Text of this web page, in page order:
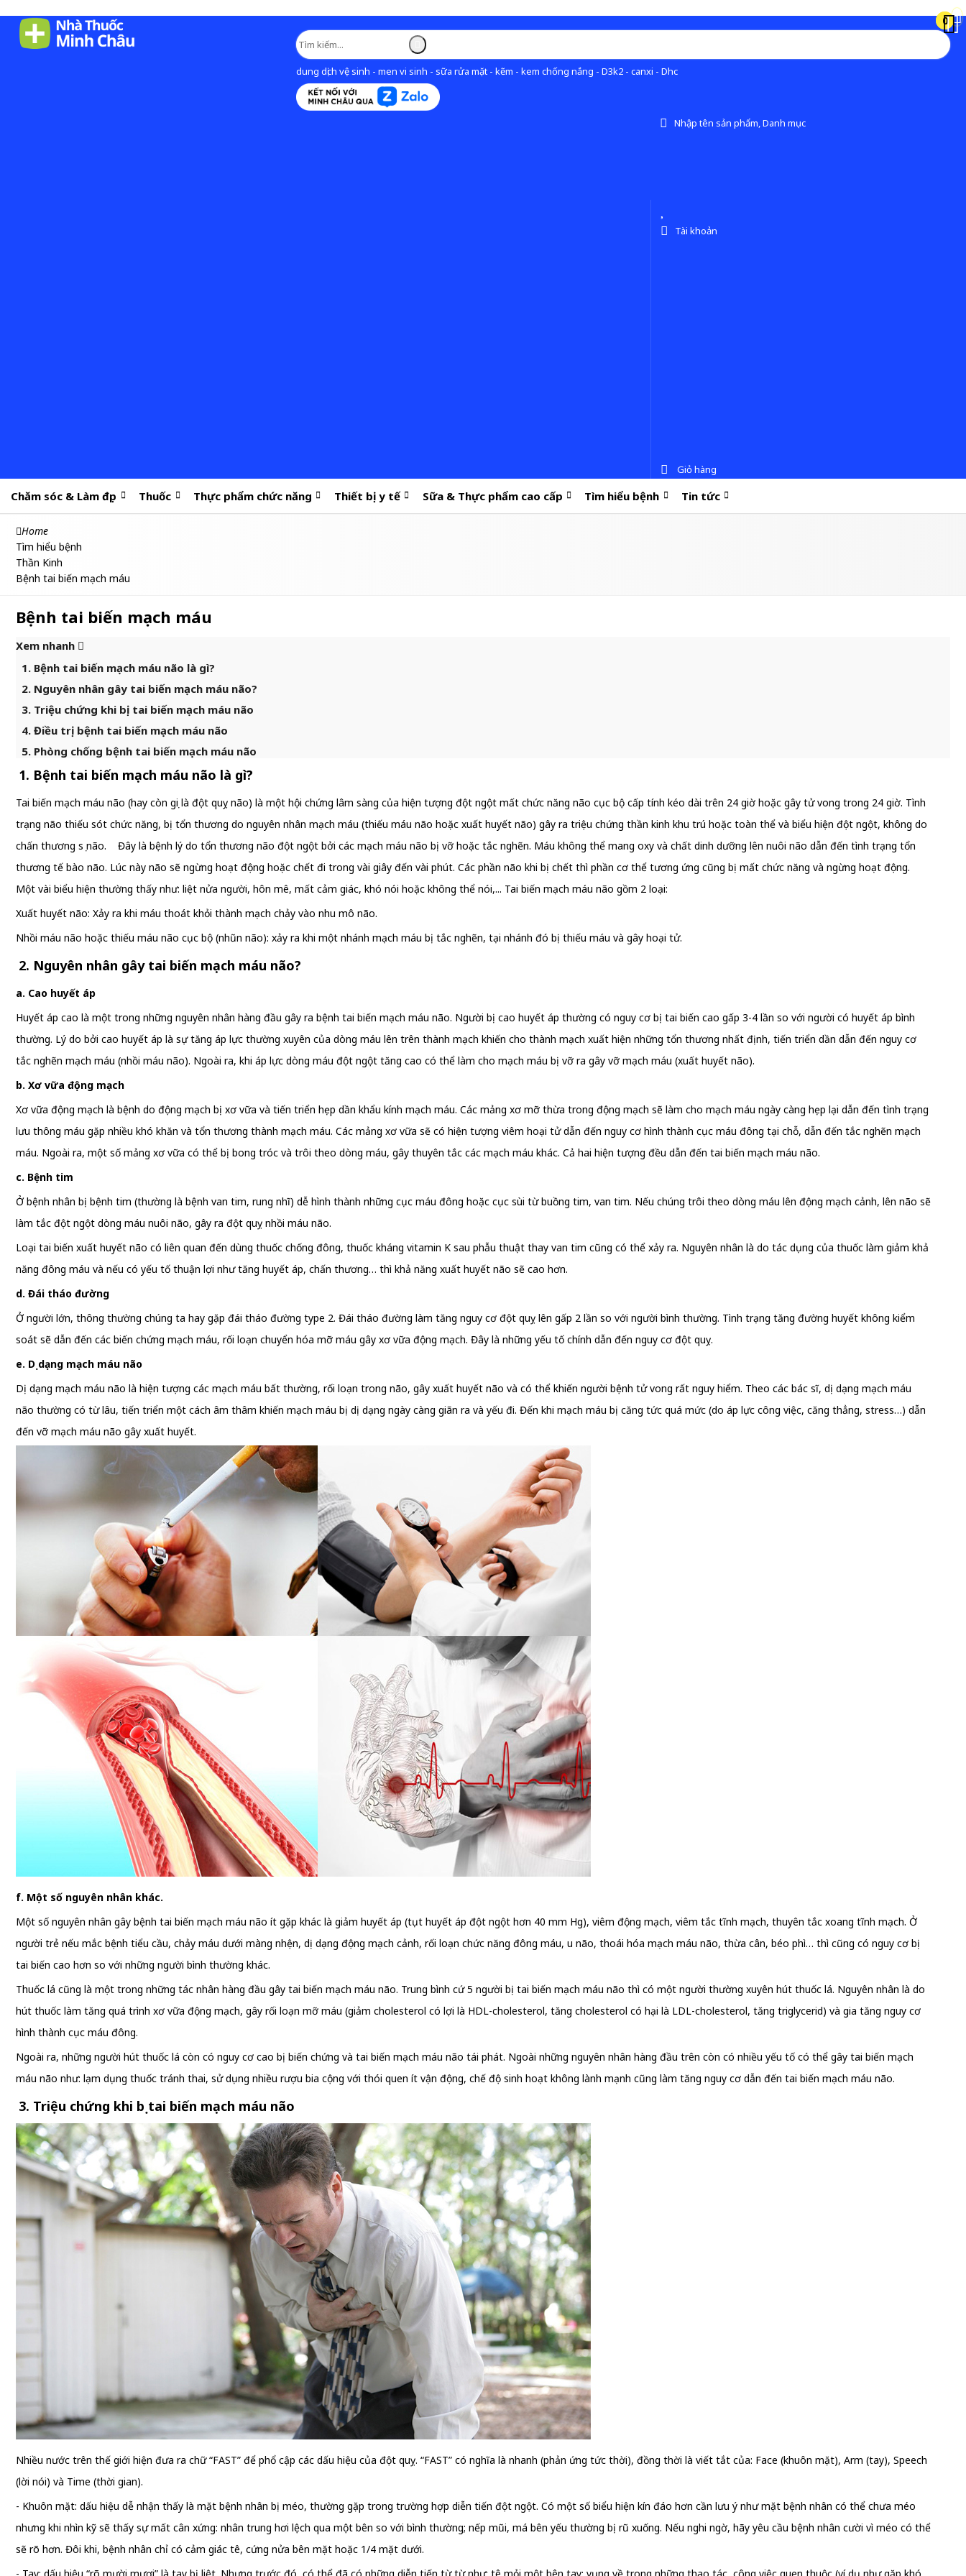
dung dịch vệ sinh - men vi sinh - sữa rửa mặt - kẽm - kem chống nắng - D3k2 - canxi - Dhc
Nhập tên sản phẩm, Danh mục
0
Tài khoản
0
Giỏ hàng
Chăm sóc & Làm đẹp Thuốc Thực phẩm chức năng Thiết bị y tế Sữa & Thực phẩm cao cấp Tìm hiểu bệnh Tin tức
Home
Tìm hiểu bệnh
Thần Kinh
Bệnh tai biến mạch máu
Bệnh tai biến mạch máu
Xem nhanh
1. Bệnh tai biến mạch máu não là gì?
2. Nguyên nhân gây tai biến mạch máu não?
3. Triệu chứng khi bị tai biến mạch máu não
4. Điều trị bệnh tai biến mạch máu não
5. Phòng chống bệnh tai biến mạch máu não
1. Bệnh tai biến mạch máu não là gì?
Tai biến mạch máu não (hay còn gọi là đột quỵ não) là một hội chứng lâm sàng của hiện tượng đột ngột mất chức năng não cục bộ cấp tính kéo dài trên 24 giờ hoặc gây tử vong trong 24 giờ. Tình
trạng não thiếu sót chức năng, bị tổn thương do nguyên nhân mạch máu (thiếu máu não hoặc xuất huyết não) gây ra triệu chứng thần kinh khu trú hoặc toàn thể và biểu hiện đột ngột, không do
chấn thương sọ não. Đây là bệnh lý do tổn thương não đột ngột bởi các mạch máu não bị vỡ hoặc tắc nghẽn. Máu không thể mang oxy và chất dinh dưỡng lên nuôi não dẫn đến tình trạng tổn
thương tế bào não. Lúc này não sẽ ngừng hoạt động hoặc chết đi trong vài giây đến vài phút. Các phần não khi bị chết thì phần cơ thể tương ứng cũng bị mất chức năng và ngừng hoạt động.
Một vài biểu hiện thường thấy như: liệt nửa người, hôn mê, mất cảm giác, khó nói hoặc không thể nói,... Tai biến mạch máu não gồm 2 loại:
Xuất huyết não: Xảy ra khi máu thoát khỏi thành mạch chảy vào nhu mô não.
Nhồi máu não hoặc thiếu máu não cục bộ (nhũn não): xảy ra khi một nhánh mạch máu bị tắc nghẽn, tại nhánh đó bị thiếu máu và gây hoại tử.
2. Nguyên nhân gây tai biến mạch máu não?
a. Cao huyết áp
Huyết áp cao là một trong những nguyên nhân hàng đầu gây ra bệnh tai biến mạch máu não. Người bị cao huyết áp thường có nguy cơ bị tai biến cao gấp 3-4 lần so với người có huyết áp bình
thường. Lý do bởi cao huyết áp là sự tăng áp lực thường xuyên của dòng máu lên trên thành mạch khiến cho thành mạch xuất hiện những tổn thương nhất định, tiến triển dần dẫn đến nguy cơ
tắc nghẽn mạch máu (nhồi máu não). Ngoài ra, khi áp lực dòng máu đột ngột tăng cao có thể làm cho mạch máu bị vỡ ra gây vỡ mạch máu (xuất huyết não).
b. Xơ vữa động mạch
Xơ vữa động mạch là bệnh do động mạch bị xơ vữa và tiến triển hẹp dần khẩu kính mạch máu. Các mảng xơ mỡ thừa trong động mạch sẽ làm cho mạch máu ngày càng hẹp lại dẫn đến tình trạng
lưu thông máu gặp nhiều khó khăn và tổn thương thành mạch máu. Các mảng xơ vữa sẽ có hiện tượng viêm hoại tử dẫn đến nguy cơ hình thành cục máu đông tại chỗ, dẫn đến tắc nghẽn mạch
máu. Ngoài ra, một số mảng xơ vữa có thể bị bong tróc và trôi theo dòng máu, gây thuyên tắc các mạch máu khác. Cả hai hiện tượng đều dẫn đến tai biến mạch máu não.
c. Bệnh tim
Ở bệnh nhân bị bệnh tim (thường là bệnh van tim, rung nhĩ) dễ hình thành những cục máu đông hoặc cục sùi từ buồng tim, van tim. Nếu chúng trôi theo dòng máu lên động mạch cảnh, lên não sẽ
làm tắc đột ngột dòng máu nuôi não, gây ra đột quỵ nhồi máu não.
Loại tai biến xuất huyết não có liên quan đến dùng thuốc chống đông, thuốc kháng vitamin K sau phẫu thuật thay van tim cũng có thể xảy ra. Nguyên nhân là do tác dụng của thuốc làm giảm khả
năng đông máu và nếu có yếu tố thuận lợi như tăng huyết áp, chấn thương… thì khả năng xuất huyết não sẽ cao hơn.
d. Đái tháo đường
Ở người lớn, thông thường chúng ta hay gặp đái tháo đường type 2. Đái tháo đường làm tăng nguy cơ đột quỵ lên gấp 2 lần so với người bình thường. Tình trạng tăng đường huyết không kiểm
soát sẽ dẫn đến các biến chứng mạch máu, rối loạn chuyển hóa mỡ máu gây xơ vữa động mạch. Đây là những yếu tố chính dẫn đến nguy cơ đột quỵ.
e. Dị dạng mạch máu não
Dị dạng mạch máu não là hiện tượng các mạch máu bất thường, rối loạn trong não, gây xuất huyết não và có thể khiến người bệnh tử vong rất nguy hiểm. Theo các bác sĩ, dị dạng mạch máu
não thường có từ lâu, tiến triển một cách âm thâm khiến mạch máu bị dị dạng ngày càng giãn ra và yếu đi. Đến khi mạch máu bị căng tức quá mức (do áp lực công việc, căng thẳng, stress…) dẫn
đến vỡ mạch máu não gây xuất huyết.
f. Một số nguyên nhân khác.
Một số nguyên nhân gây bệnh tai biến mạch máu não ít gặp khác là giảm huyết áp (tụt huyết áp đột ngột hơn 40 mm Hg), viêm động mạch, viêm tắc tĩnh mạch, thuyên tắc xoang tĩnh mạch. Ở
người trẻ nếu mắc bệnh tiểu cầu, chảy máu dưới màng nhện, dị dạng động mạch cảnh, rối loạn chức năng đông máu, u não, thoái hóa mạch máu não, thừa cân, béo phì… thì cũng có nguy cơ bị
tai biến cao hơn so với những người bình thường khác.
Thuốc lá cũng là một trong những tác nhân hàng đầu gây tai biến mạch máu não. Trung bình cứ 5 người bị tai biến mạch máu não thì có một người thường xuyên hút thuốc lá. Nguyên nhân là do
hút thuốc làm tăng quá trình xơ vữa động mạch, gây rối loạn mỡ máu (giảm cholesterol có lợi là HDL-cholesterol, tăng cholesterol có hại là LDL-cholesterol, tăng triglycerid) và gia tăng nguy cơ
hình thành cục máu đông.
Ngoài ra, những người hút thuốc lá còn có nguy cơ cao bị biến chứng và tai biến mạch máu não tái phát. Ngoài những nguyên nhân hàng đầu trên còn có nhiều yếu tố có thể gây tai biến mạch
máu não như: lạm dụng thuốc tránh thai, sử dụng nhiều rượu bia cộng với thói quen ít vận động, chế độ sinh hoạt không lành mạnh cũng làm tăng nguy cơ dẫn đến tai biến mạch máu não.
3. Triệu chứng khi bị tai biến mạch máu não
Nhiều nước trên thế giới hiện đưa ra chữ “FAST” để phổ cập các dấu hiệu của đột quỵ. “FAST” có nghĩa là nhanh (phản ứng tức thời), đồng thời là viết tắt của: Face (khuôn mặt), Arm (tay), Speech
(lời nói) và Time (thời gian).
- Khuôn mặt: dấu hiệu dễ nhận thấy là mặt bệnh nhân bị méo, thường gặp trong trường hợp diễn tiến đột ngột. Có một số biểu hiện kín đáo hơn cần lưu ý như mặt bệnh nhân có thể chưa méo
nhưng khi nhìn kỹ sẽ thấy sự mất cân xứng: nhân trung hơi lệch qua một bên so với bình thường; nếp mũi, má bên yếu thường bị rũ xuống. Nếu nghi ngờ, hãy yêu cầu bệnh nhân cười vì méo có thể
sẽ rõ hơn. Đôi khi, bệnh nhân chỉ có cảm giác tê, cứng nửa bên mặt hoặc 1/4 mặt dưới.